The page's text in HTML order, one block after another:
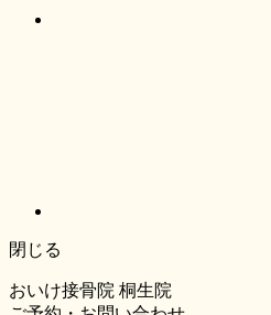
閉じる
おいけ接骨院 桐生院